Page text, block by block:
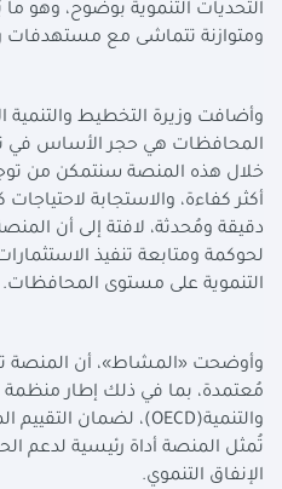
التحديات التنموية بوضوح، وهو
ومتوازنة تتماشى مع مستهدفات
وأضافت وزيرة التخطيط والتنمية
المحافظات هي حجر الأساس في
خلال هذه المنصة سنتمكن من
أكثر كفاءة، والاستجابة
دقيقة ومُحدثة، لافتة إلى أن
لحوكمة ومتابعة تنفيذ
التنموية على مستوى المحافظات.
وأوضحت «المشاط»، أن المنصة
مُعتمدة، بما في ذلك إطار منظمة
والتنمية(OECD)، لضمان التقييم
تُمثل المنصة أداة رئيسية لدعم
الإنفاق التنموي.